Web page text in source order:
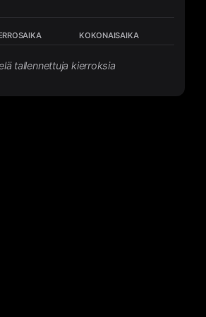
KOKONAISAIKA
tallennettuja kierroksia